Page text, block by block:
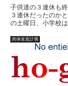
（Blog）
子供達の３連休も
３連休だったのか
の土曜日、小学校
ントを組んでいて、
りに月曜日を休み
生達には、ちくしょ
休にしたいからっ
な...
肉体改造計画